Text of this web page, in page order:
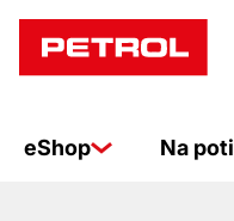
eShop Na poti